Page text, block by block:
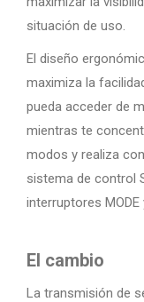
situación de uso.
El diseño
maximiza la
pueda acceder de
mientras te
modos y realiza
sistema de control
interruptores MODE
El cambio
La transmisión de